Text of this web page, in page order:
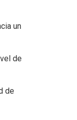
un
de
de